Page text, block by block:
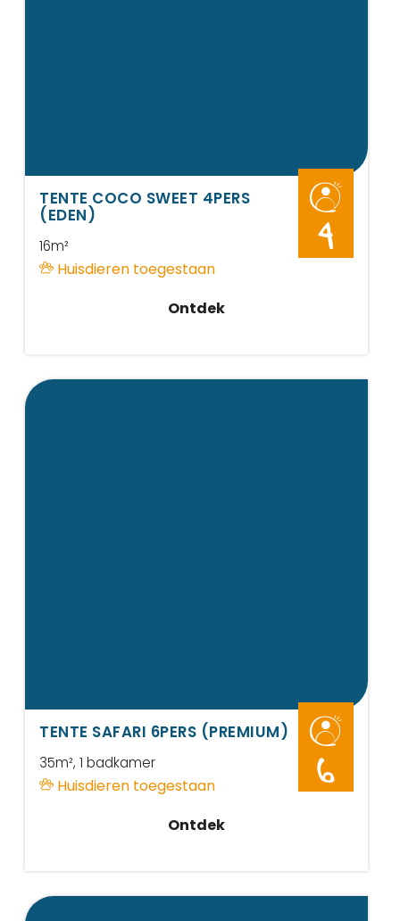
TENTE COCO SWEET 4PERS
(EDEN)
16m²
Huisdieren toegestaan
4
Ontdek
TENTE SAFARI 6PERS (PREMIUM)
35m², 1 badkamer
Huisdieren toegestaan 6
Ontdek